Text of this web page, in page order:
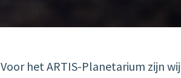
Voor het ARTIS-Planetarium zijn